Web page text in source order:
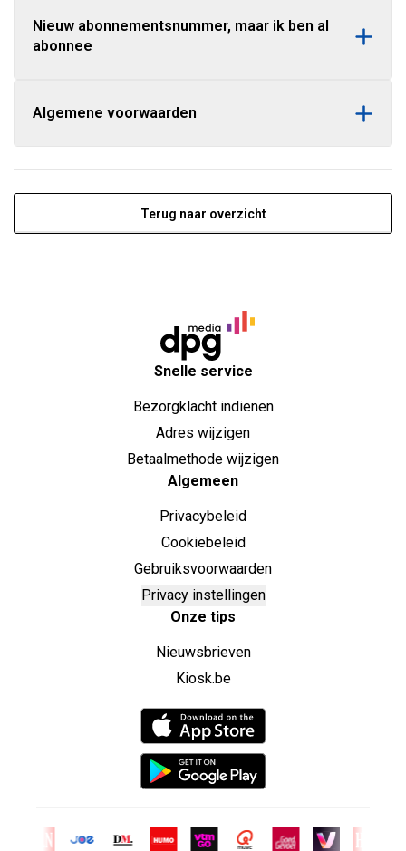
Nieuw abonnementsnummer, maar ik ben al
abonnee
Algemene voorwaarden
Terug naar overzicht
Snelle service
Bezorgklacht indienen
Adres wijzigen
Betaalmethode wijzigen
Algemeen
Privacybeleid
Cookiebeleid
Gebruiksvoorwaarden
Privacy instellingen
Onze tips
Nieuwsbrieven
Kiosk.be